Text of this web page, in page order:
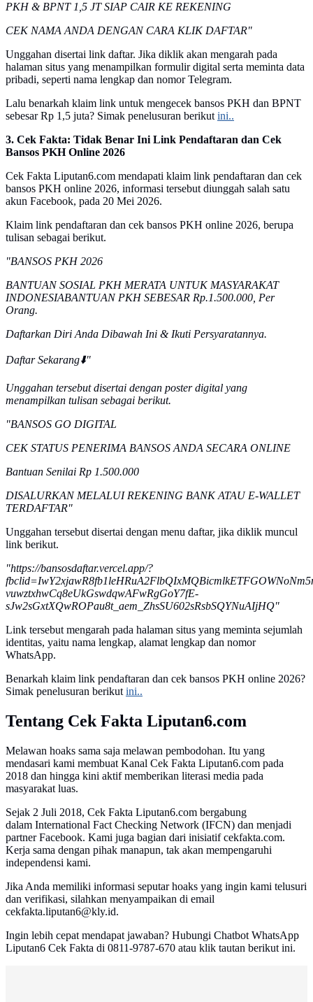
PKH & BPNT 1,5 JT SIAP CAIR KE REKENING
CEK NAMA ANDA DENGAN CARA KLIK DAFTAR"
Unggahan disertai link daftar. Jika diklik akan mengarah pada
halaman situs yang menampilkan formulir digital serta meminta data
pribadi, seperti nama lengkap dan nomor Telegram.
Lalu benarkah klaim link untuk mengecek bansos PKH dan BPNT
sebesar Rp 1,5 juta? Simak penelusuran berikutini..
3. Cek Fakta: Tidak Benar Ini Link Pendaftaran dan Cek
Bansos PKH Online 2026
Cek Fakta Liputan6.com mendapati klaim link pendaftaran dan cek
bansos PKH online 2026, informasi tersebut diunggah salah satu
akun Facebook, pada 20 Mei 2026.
Klaim link pendaftaran dan cek bansos PKH online 2026, berupa
tulisan sebagai berikut.
"BANSOS PKH 2026
BANTUAN SOSIAL PKH MERATA UNTUK MASYARAKAT
INDONESIABANTUAN PKH SEBESAR Rp.1.500.000, Per
Orang.
Daftarkan Diri Anda Dibawah Ini & Ikuti Persyaratannya.
Daftar Sekarang⬇️"
Unggahan tersebut disertai dengan poster digital yang
menampilkan tulisan sebagai berikut.
"BANSOS GO DIGITAL
CEK STATUS PENERIMA BANSOS ANDA SECARA ONLINE
Bantuan Senilai Rp 1.500.000
DISALURKAN MELALUI REKENING BANK ATAU E-WALLET
TERDAFTAR"
Unggahan tersebut disertai dengan menu daftar, jika diklik muncul
link berikut.
"https://bansosdaftar.vercel.app/?
vuwztxhwCq8eUkGswdqwAFwRgGoY7fE-
sJw2sGxtXQwROPau8t_aem_ZhsSU602sRsbSQYNuAIjHQ"
Link tersebut mengarah pada halaman situs yang meminta sejumlah
identitas, yaitu nama lengkap, alamat lengkap dan nomor
WhatsApp.
Benarkah klaim link pendaftaran dan cek bansos PKH online 2026?
Simak penelusuran berikutini..
Tentang Cek Fakta Liputan6.com
Melawan hoaks sama saja melawan pembodohan. Itu yang
mendasari kami membuat Kanal Cek Fakta Liputan6.com pada
2018 dan hingga kini aktif memberikan literasi media pada
masyarakat luas.
Sejak 2 Juli 2018, Cek Fakta Liputan6.com bergabung
dalam International Fact Checking Network (IFCN) dan menjadi
partner Facebook. Kami juga bagian dari inisiatif cekfakta.com.
Kerja sama dengan pihak manapun, tak akan mempengaruhi
independensi kami.
Jika Anda memiliki informasi seputar hoaks yang ingin kami telusuri
dan verifikasi, silahkan menyampaikan di email
cekfakta.liputan6@kly.id.
Ingin lebih cepat mendapat jawaban? Hubungi Chatbot WhatsApp
Liputan6 Cek Fakta di 0811-9787-670 atau klik tautan berikut ini.